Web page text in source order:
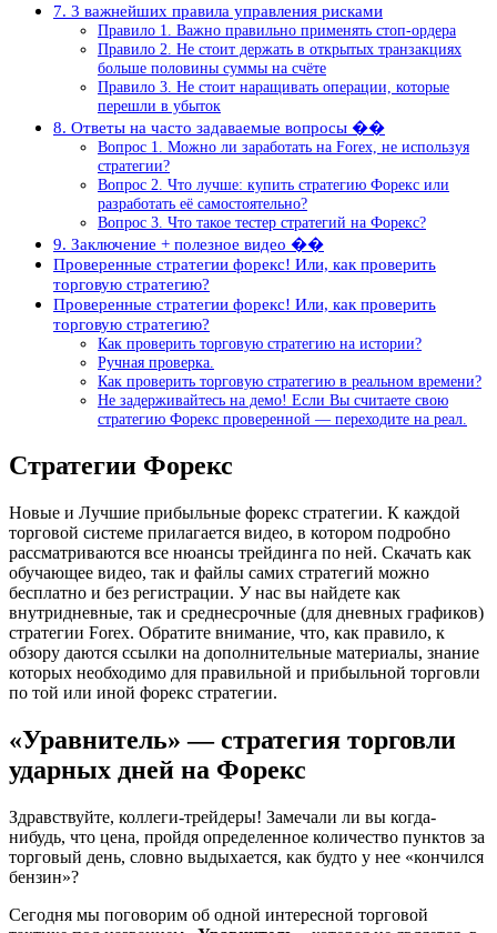
7. 3 важнейших правила управления рисками
Правило 1. Важно правильно применять стоп-ордера
Правило 2. Не стоит держать в открытых транзакциях
больше половины суммы на счёте
Правило 3. Не стоит наращивать операции, которые
перешли в убыток
8. Ответы на часто задаваемые вопросы ��
Вопрос 1. Можно ли заработать на Forex, не используя
стратегии?
Вопрос 2. Что лучше: купить стратегию Форекс или
разработать её самостоятельно?
Вопрос 3. Что такое тестер стратегий на Форекс?
9. Заключение + полезное видео ��
Проверенные стратегии форекс! Или, как проверить
торговую стратегию?
Проверенные стратегии форекс! Или, как проверить
торговую стратегию?
Как проверить торговую стратегию на истории?
Ручная проверка.
Как проверить торговую стратегию в реальном времени?
Не задерживайтесь на демо! Если Вы считаете свою
стратегию Форекс проверенной — переходите на реал.
Стратегии Форекс
Новые и Лучшие прибыльные форекс стратегии. К каждой
торговой системе прилагается видео, в котором подробно
рассматриваются все нюансы трейдинга по ней. Скачать как
обучающее видео, так и файлы самих стратегий можно
бесплатно и без регистрации. У нас вы найдете как
внутридневные, так и среднесрочные (для дневных графиков)
стратегии Forex. Обратите внимание, что, как правило, к
обзору даются ссылки на дополнительные материалы, знание
которых необходимо для правильной и прибыльной торговли
по той или иной форекс стратегии.
«Уравнитель» — стратегия торговли
ударных дней на Форекс
Здравствуйте, коллеги-трейдеры! Замечали ли вы когда-
нибудь, что цена, пройдя определенное количество пунктов за
торговый день, словно выдыхается, как будто у нее «кончился
бензин»?
Сегодня мы поговорим об одной интересной торговой